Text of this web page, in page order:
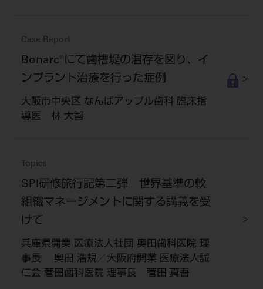
Case Report
Bonarc®にて歯槽堤の温存を図り、イ
ンプラント治療を行った症例
大阪市中央区 なんばアップル歯科 臨床指
導医 林 大智
Topics
SPI研修旅行記第二弾 世界基準の軟
組織マネージメントに関する講義を受
けて
兵庫県開業 医療法人社団 奥田歯科医院 理
事長 奥田 浩規／大阪府開業 医療法人誠
仁会 菅田歯科医院 理事長 菅田 真吾